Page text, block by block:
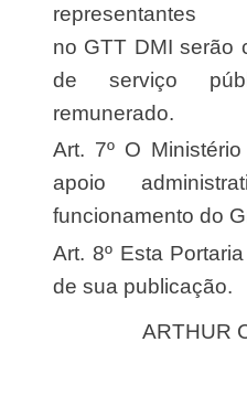
representantes
no GTT DMI serão
de serviço
remunerado.
Art. 7º O Ministério da Saúde fornecerá o
apoio
funcionamento do
Art. 8º Esta Portaria entra em vigor na data
de sua publicação.
ARTHUR